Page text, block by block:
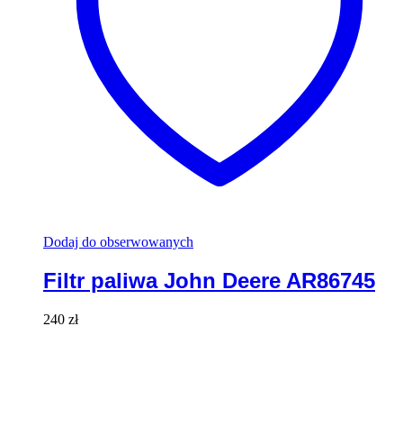
Dodaj do obserwowanych
Filtr paliwa John Deere AR86745
240 zł